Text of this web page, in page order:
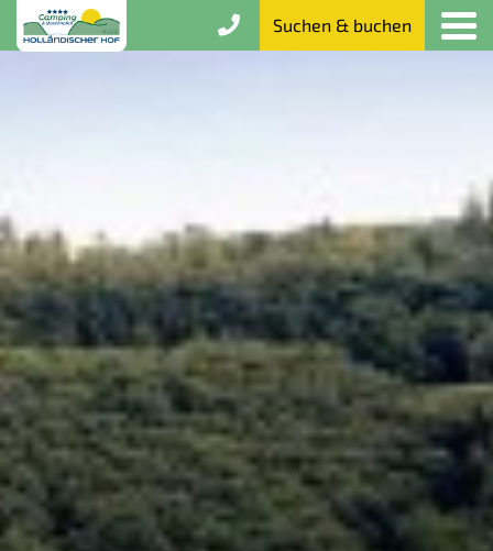
Suchen & buchen